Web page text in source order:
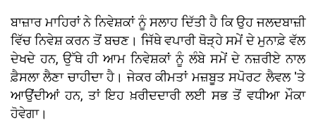
ਬਾਜ਼ਾਰ ਮਾਹਿਰਾਂ ਨੇ ਨਿਵੇਸ਼ਕਾਂ ਨੂੰ ਸਲਾਹ ਦਿੱਤੀ ਹੈ ਕਿ ਉਹ ਜਲਦਬਾਜ਼ੀ
ਵਿੱਚ ਨਿਵੇਸ਼ ਕਰਨ ਤੋਂ ਬਚਣ। ਜਿੱਥੇ ਵਪਾਰੀ ਥੋੜ੍ਹੇ ਸਮੇਂ ਦੇ ਮੁਨਾਫ਼ੇ ਵੱਲ
ਦੇਖਦੇ ਹਨ, ਉੱਥੇ ਹੀ ਆਮ ਨਿਵੇਸ਼ਕਾਂ ਨੂੰ ਲੰਬੇ ਸਮੇਂ ਦੇ ਨਜ਼ਰੀਏ ਨਾਲ
ਫ਼ੈਸਲਾ ਲੈਣਾ ਚਾਹੀਦਾ ਹੈ। ਜੇਕਰ ਕੀਮਤਾਂ ਮਜ਼ਬੂਤ ਸਪੋਰਟ ਲੈਵਲ 'ਤੇ
ਆਉਂਦੀਆਂ ਹਨ, ਤਾਂ ਇਹ ਖ਼ਰੀਦਦਾਰੀ ਲਈ ਸਭ ਤੋਂ ਵਧੀਆ ਮੌਕਾ
ਹੋਵੇਗਾ।